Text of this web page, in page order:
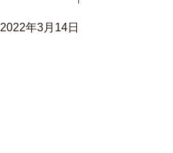
2022年3月14日